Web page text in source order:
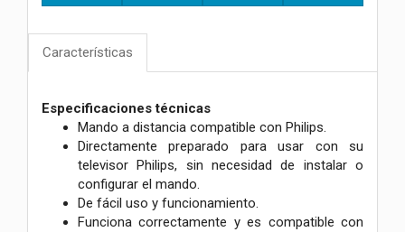
Características
Especificaciones técnicas
Mando a distancia compatible con Philips.
Directamente preparado para usar con su
televisor Philips, sin necesidad de instalar o
configurar el mando.
De fácil uso y funcionamiento.
Funciona correctamente y es compatible con